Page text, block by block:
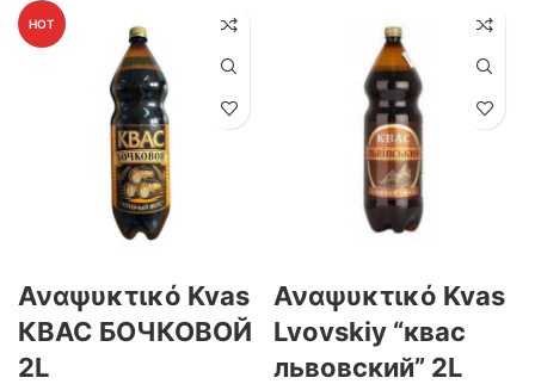
HOT
Αναψυκτικό Kvas
КВАС БОЧКОВОЙ
2L
Αναψυκτικό Kvas
Lvovskiy “квас
львовский” 2L